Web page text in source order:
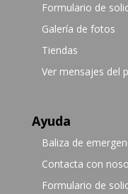
Formulario de
Galería de fotos
Tiendas
Ver mensajes del
Ayuda
Baliza de
Contacta con
Formulario de